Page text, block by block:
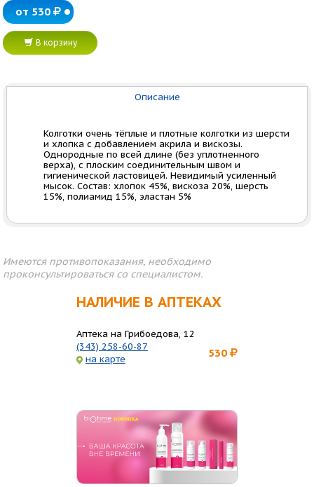
от 530
В корзину
Описание
Колготки очень тёплые и плотные колготки из шерсти
и хлопка с добавлением акрила и вискозы.
Однородные по всей длине (без уплотненного
верха), с плоским соединительным швом и
гигиенической ластовицей. Невидимый усиленный
мысок. Состав: хлопок 45%, вискоза 20%, шерсть
15%, полиамид 15%, эластан 5%
Имеются противопоказания, необходимо
проконсультироваться со специалистом.
НАЛИЧИЕ В АПТЕКАХ
Аптека на Грибоедова, 12
(343) 258-60-87
на карте
530